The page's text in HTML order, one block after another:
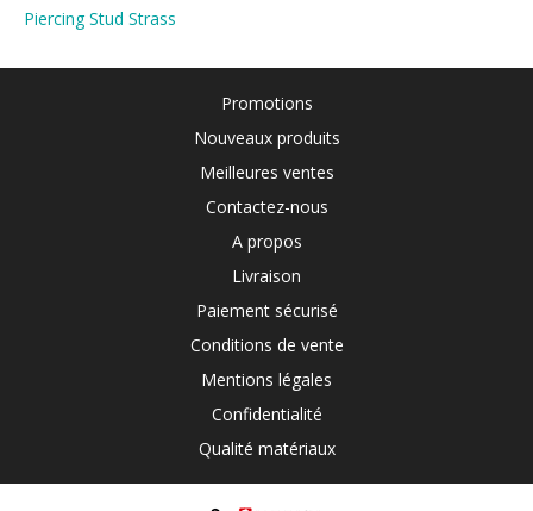
Piercing Stud Strass
Promotions
Nouveaux produits
Meilleures ventes
Contactez-nous
A propos
Livraison
Paiement sécurisé
Conditions de vente
Mentions légales
Confidentialité
Qualité matériaux